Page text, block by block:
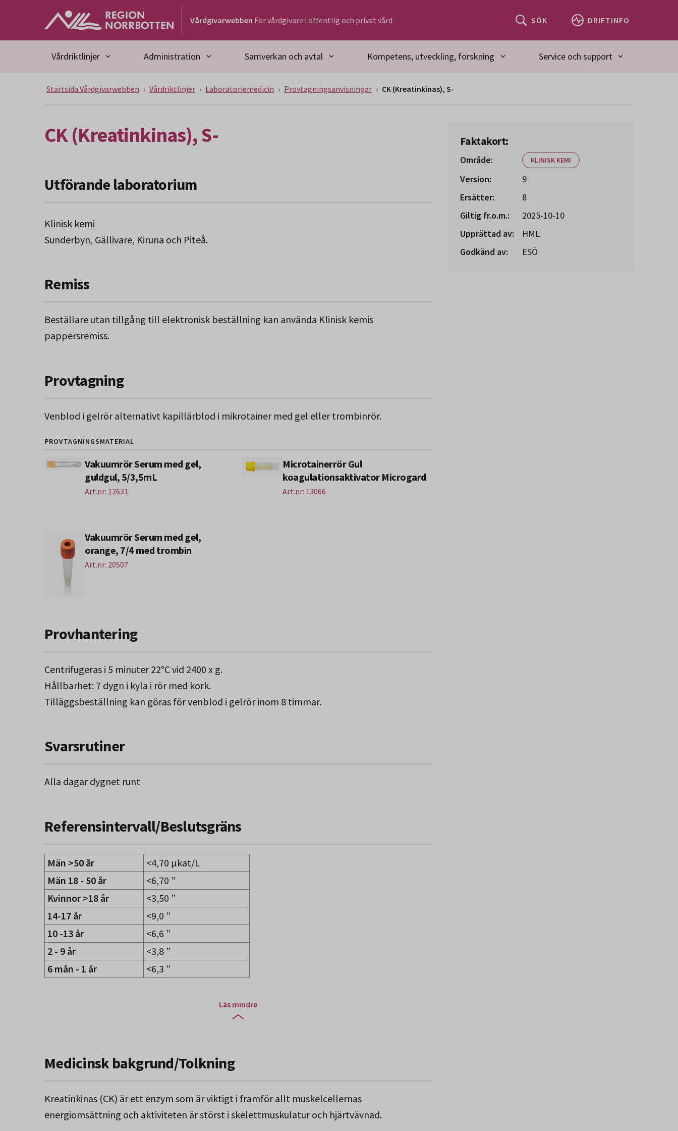
Gå till huvudmeny
Gå till övergripande innehåll
Vårdgivarwebben För vårdgivare i offentlig och privat vård SÖK DRIFTINFO
Vårdriktlinjer Administration Samverkan och avtal Kompetens, utveckling, forskning Service och support
Startsida Vårdgivarwebben Vårdriktlinjer Laboratoriemedicin Provtagningsanvisningar CK (Kreatinkinas), S-
CK (Kreatinkinas), S-
Utförande laboratorium
Klinisk kemi
Sunderbyn, Gällivare, Kiruna och Piteå.
Remiss
Beställare utan tillgång till elektronisk beställning kan använda Klinisk kemis
pappersremiss.
Provtagning
Venblod i gelrör alternativt kapillärblod i mikrotainer med gel eller trombinrör.
PROVTAGNINGSMATERIAL
Vakuumrör Serum med gel,
guldgul, 5/3,5mL
Art.nr: 12631
Microtainerrör Gul
koagulationsaktivator Microgard
Art.nr: 13066
Vakuumrör Serum med gel,
orange, 7/4 med trombin
Art.nr: 20507
Provhantering
Centrifugeras i 5 minuter 22°C vid 2400 x g.
Hållbarhet: 7 dygn i kyla i rör med kork.
Tilläggsbeställning kan göras för venblod i gelrör inom 8 timmar.
Svarsrutiner
Alla dagar dygnet runt
Referensintervall/Beslutsgräns
Män >50 år
<4,70 µkat/L
Män 18 - 50 år
<6,70 ”
Kvinnor >18 år
<3,50 ”
14-17 år
<9,0 ”
10 -13 år
<6,6 ”
2 - 9 år
<3,8 ”
6 mån - 1 år
<6,3 ”
Läs mindre
Medicinsk bakgrund/Tolkning
Kreatinkinas (CK) är ett enzym som är viktigt i framför allt muskelcellernas
energiomsättning och aktiviteten är störst i skelettmuskulatur och hjärtvävnad.
Faktakort:
Område: KLINISK KEMI
Version:
9
Ersätter:
8
Giltig fr.o.m.:
2025-10-10
Upprättad av:
HML
Godkänd av:
ESÖ